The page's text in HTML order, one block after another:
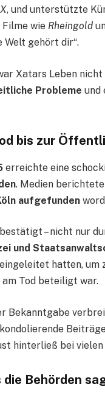
, und unterstützte
wie Rheingold
Welt gehört dir“.
Xatars Leben
Probleme und
bis zur
erreichte eine
. Medien
aufgefunden
– nicht nur
und
eingeleitet hatten, um
Tod beteiligt war.
Bekanntgabe
hinterließ bei
die Behörden